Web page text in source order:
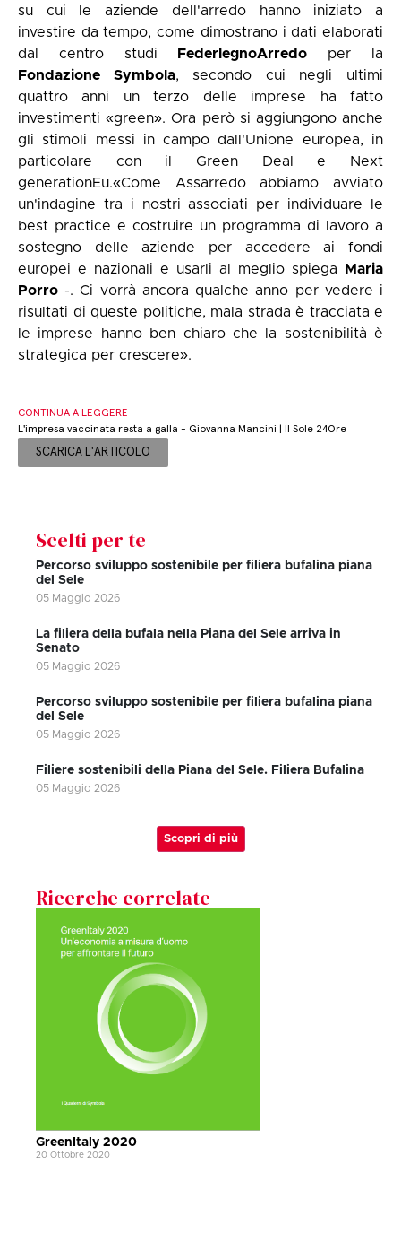
su cui le aziende dell'arredo hanno iniziato a
investire da tempo, come dimostranoi dati elaborati
dal centro studi
FederlegnoArredo per la
Fondazione Symbola, secondo cui negli ultimi
quattro anni un terzo delle imprese ha fatto
investimenti «green». Ora però si aggiungono anche
gli stimoli messi in campo dall'Unione europea, in
particolare con il Green Deal e Next
generationEu.«Come Assarredo abbiamo avviato
un'indagine tra i nostri associati per individuare le
best practice e costruire un programma di lavoro a
sostegno delle aziende per accedere ai fondi
europei e nazionali e usarli al meglio spiega
Maria
Porro -. Ci vorrà ancora qualche anno per vedere i
risultati di queste politiche, mala strada è tracciata e
le imprese hanno ben chiaro che la sostenibilità è
strategica per crescere».
CONTINUA A LEGGERE
L'impresa vaccinata resta a galla - Giovanna Mancini | Il Sole 24Ore
SCARICA L'ARTICOLO
Scelti per te
Percorso sviluppo sostenibile per filiera bufalina piana
del Sele
05 Maggio 2026
La filiera della bufala nella Piana del Sele arriva in
Senato
05 Maggio 2026
Percorso sviluppo sostenibile per filiera bufalina piana
del Sele
05 Maggio 2026
Filiere sostenibili della Piana del Sele. Filiera Bufalina
05 Maggio 2026
Scopri di più
Ricerche correlate
GreenItaly 2020
20 Ottobre 2020